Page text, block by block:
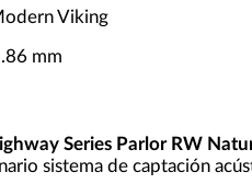
Viking
mm
Series Parlor RW
sistema de captación